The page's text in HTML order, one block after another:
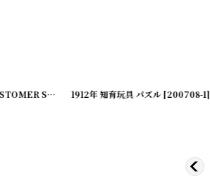
[20200323-05]
MobiloilマークのCUSTOMER SERVICE RECORD [200601-1]
1912年 知育玩具 パズル[200708-1]